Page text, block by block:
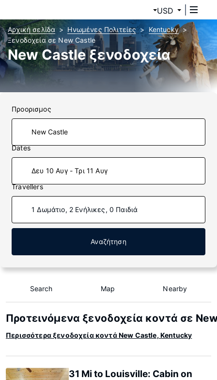
USD
Αρχική σελίδα Ηνωμένες Πολιτείες
Kentucky
Ξενοδοχεία σε New Castle
New Castle ξενοδοχεία
Προορισμος
Dates
Δευ 10 Αυγ - Τρι 11 Αυγ
Travellers
1 Δωμάτιο, 2 Ενήλικες, 0 Παιδιά
Αναζήτηση
Search Map Nearby
Προτεινόμενα ξενοδοχεία κοντά σε
Περισσότερα ξενοδοχεία κοντά New Castle, Kentucky
31 Mi to Louisville: Cabin on